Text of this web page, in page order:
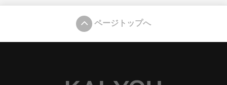
ページトップへ